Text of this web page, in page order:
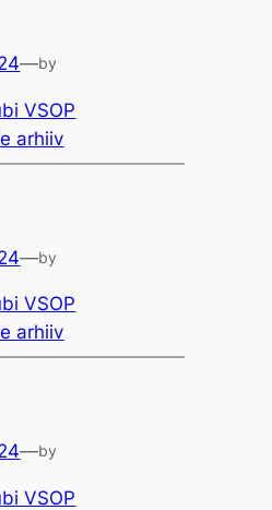
—by
VSOP
arhiiv
—by
VSOP
arhiiv
—by
VSOP